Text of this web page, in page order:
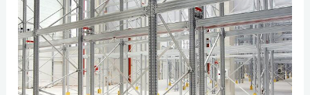
evitare
quando
scegli
le